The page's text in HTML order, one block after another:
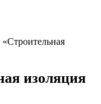
изоляция